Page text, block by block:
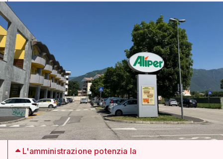
L'amministrazione potenzia la